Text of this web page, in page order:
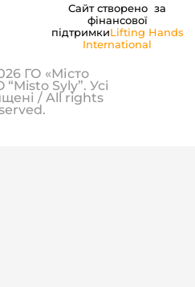
Сайт створено за
фінансової
підтримкиLifting Hands
International
ГО «Місто
Syly”. Усі
/ All rights